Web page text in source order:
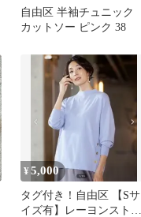
自由区 半袖チュニック
カットソー ピンク 38
¥5,000
タグ付き！自由区 【Sサ
イズ有】レーヨンストレ